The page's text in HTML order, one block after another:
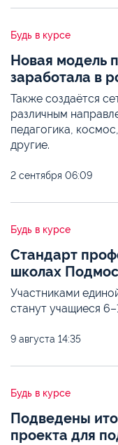
Будь в курсе
Новая модель
заработала в
Также создаётся
различным
педагогика,
другие.
2 сентября 06:09
Будь в курсе
Стандарт
школах
Участниками
станут учащиеся
9 августа 14:35
Будь в курсе
Подведены
проекта для